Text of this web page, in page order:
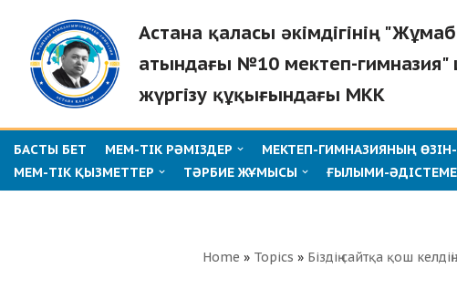
Skip
content
Астана қаласы әкімдігінің
атындағы №10 мектеп-
жүргізу құқығындағы МКК
БАСТЫ БЕТ МЕМ-ТІК РӘМІЗДЕР МЕКТЕП-ГИМНАЗИЯНЫҢ
МЕМ-ТІК ҚЫЗМЕТТЕР
ТӘРБИЕ ЖҰМЫСЫ ҒЫЛЫМИ-
Home » Topics » Біздің сайтқа қош